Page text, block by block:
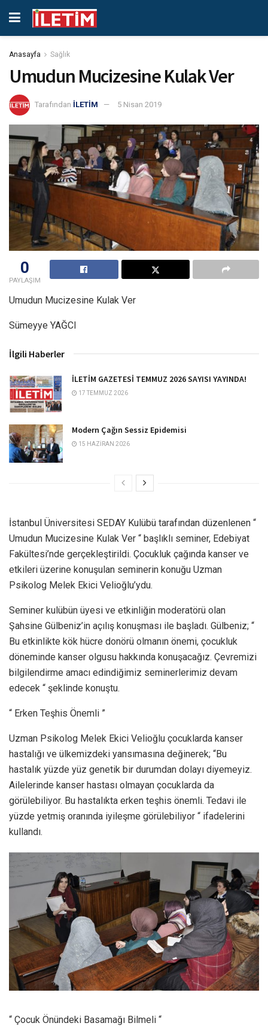
Anasayfa Sağlık
Umudun Mucizesine Kulak Ver
Tarafından İLETİM 5 Nisan 2019
0
PAYLAŞIM
Umudun Mucizesine Kulak Ver
Sümeyye YAĞCI
İlgili Haberler
İLETİM GAZETESİ TEMMUZ 2026 SAYISI YAYINDA!
17 TEMMUZ 2026
Modern Çağın Sessiz Epidemisi
15 HAZIRAN 2026
İstanbul Üniversitesi SEDAY Kulübü tarafından düzenlenen “
Umudun Mucizesine Kulak Ver “ başlıklı seminer, Edebiyat
Fakültesi’nde gerçekleştirildi. Çocukluk çağında kanser ve
etkileri üzerine konuşulan seminerin konuğu Uzman
Psikolog Melek Ekici Velioğlu’ydu.
Seminer kulübün üyesi ve etkinliğin moderatörü olan
Şahsine Gülbeniz’in açılış konuşması ile başladı. Gülbeniz; “
Bu etkinlikte kök hücre donörü olmanın önemi, çocukluk
döneminde kanser olgusu hakkında konuşacağız. Çevremizi
bilgilendirme amacı edindiğimiz seminerlerimiz devam
edecek “ şeklinde konuştu.
“ Erken Teşhis Önemli ”
Uzman Psikolog Melek Ekici Velioğlu çocuklarda kanser
hastalığı ve ülkemizdeki yansımasına değinerek; “Bu
hastalık yüzde yüz genetik bir durumdan dolayı diyemeyiz.
Ailelerinde kanser hastası olmayan çocuklarda da
görülebiliyor. Bu hastalıkta erken teşhis önemli. Tedavi ile
yüzde yetmiş oranında iyileşme görülebiliyor “ ifadelerini
kullandı.
“ Çocuk Önündeki Basamağı Bilmeli “